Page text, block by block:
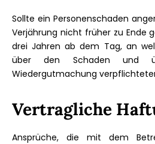
Sollte ein Personenschaden
Verjährung nicht früher zu Ende
drei Jahren ab dem Tag, an
über den Schaden und
Wiedergutmachung
Vertragliche
Ansprüche, die mit dem